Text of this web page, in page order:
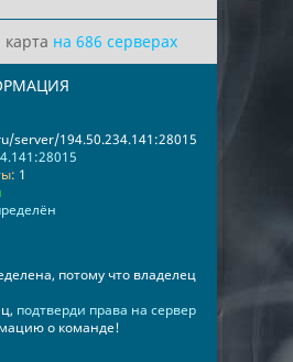
карта на 686 серверах
server/194.50.234.141:28015
1
потому что владелец
подтверди права на сервер
о команде!